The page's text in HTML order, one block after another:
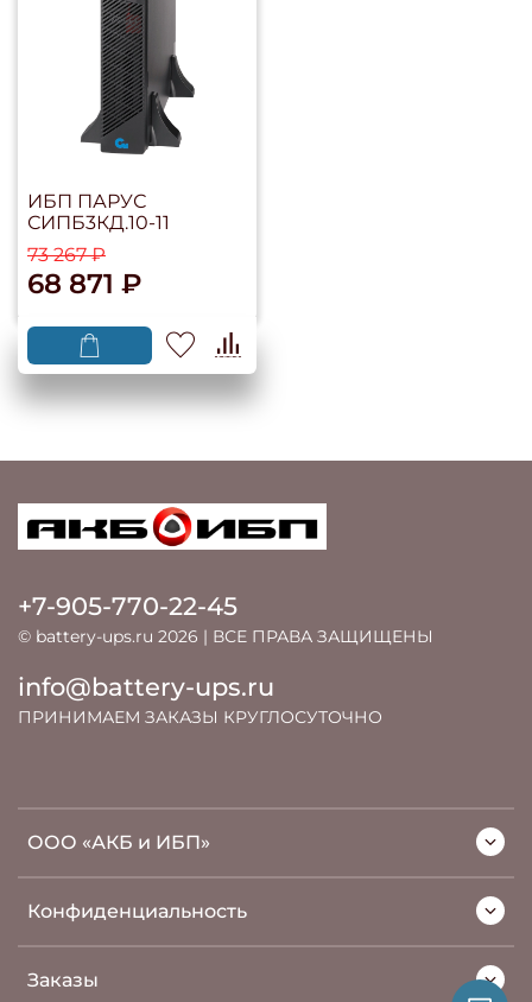
ИБП ПАРУС
СИПБ3КД.10-11
73 267 ₽
68 871 ₽
ООО «АКБ и ИБП»
Конфиденциальность
Заказы
+7-905-770-22-45
© battery-ups.ru 2026 | ВСЕ ПРАВА ЗАЩИЩЕНЫ
info@battery-ups.ru
ПРИНИМАЕМ ЗАКАЗЫ КРУГЛОСУТОЧНО